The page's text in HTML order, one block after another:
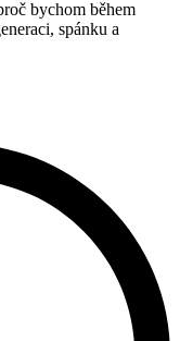
bychom během
spánku a